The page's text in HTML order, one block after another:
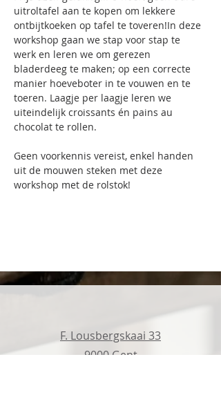
uitroltafel aan te kopen om lekkere
ontbijtkoeken op tafel te toveren!In deze
workshop gaan we stap voor stap te
werk en leren we om gerezen
bladerdeeg te maken; op een correcte
manier hoeveboter in te vouwen en te
toeren. Laagje per laagje leren we
uiteindelijk croissants én pains au
chocolat te rollen.
Geen voorkennis vereist, enkel handen
uit de mouwen steken met deze
workshop met de rolstok!
F. Lousbergskaai 33
9000 Gent